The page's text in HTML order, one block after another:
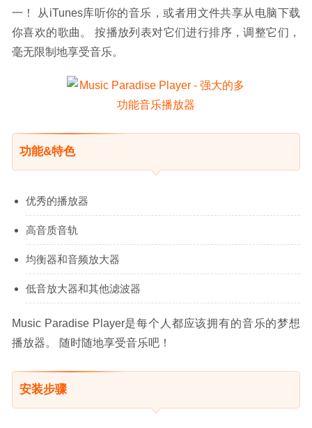
一！ 从iTunes库听你的音乐，或者用文件共享从电脑下载
你喜欢的歌曲。 按播放列表对它们进行排序，调整它们，
毫无限制地享受音乐。
功能&特色
优秀的播放器
高音质音轨
均衡器和音频放大器
低音放大器和其他滤波器
Music Paradise Player是每个人都应该拥有的音乐的梦想
播放器。 随时随地享受音乐吧！
安装步骤